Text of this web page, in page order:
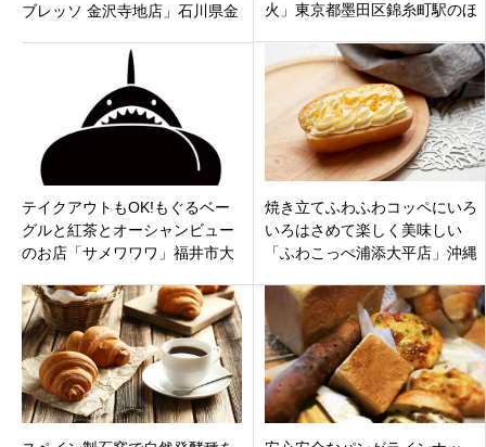
ブレッソ 金沢寺地店」石川県金
火」東京都墨田区錦糸町駅のほ
テイクアウトもOK!もぐるベー
グルと紅茶とオーシャンビュー
のお店「サメワワワ」福井市大
焼き立てふわふわコッペにいろ
いろはさめて楽しく美味しい
「ふわこっぺ浦添大平店」沖縄